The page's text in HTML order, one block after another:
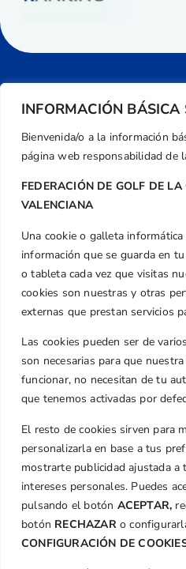
INFORMACIÓN BÁSICA
Bienvenida/o a la información
página web responsabilidad de
FEDERACIÓN DE GOLF DE
VALENCIANA
Una cookie o galleta
información que se guarda en
o tableta cada vez que visitas
cookies son nuestras y otras
externas que prestan servicios
Las cookies pueden ser de
son necesarias para que
funcionar, no necesitan de tu
que tenemos activadas por
El resto de cookies sirven para
personalizarla en base a tus
mostrarte publicidad ajustada a
intereses personales. Puedes
pulsando el botón ACEPTAR,
botón RECHAZARo
CONFIGURACIÓN DE
Centre de L´Esport,
Caballero, Nº 5,
+34 961
Aviso
Política de